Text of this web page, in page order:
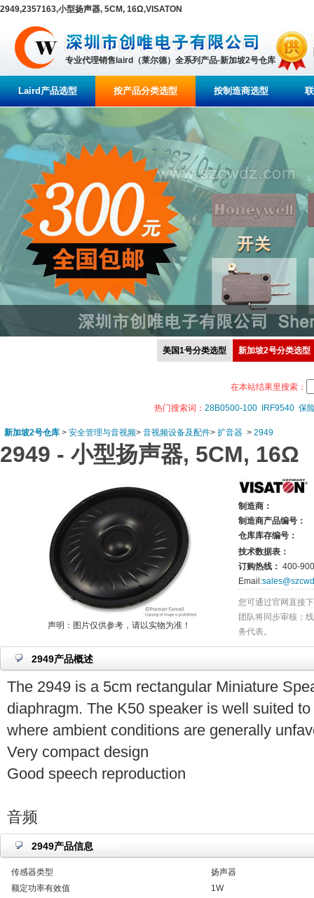
2949,2357163,小型扬声器, 5CM, 16Ω,VISATON
专业代理销售laird（莱尔德）全系列产品-新加坡2号仓库
Laird产品选型 按产品分类选型 按制造商选型
美国1号分类选型 新加坡2号分类选型
在本站结果里搜索：
热门搜索词： 28B0500-100 IRF9540 保
新加坡2号仓库 > 安全管理与音视频> 音视频设备及配件> 扩音器 > 2949
2949 - 小型扬声器, 5CM, 16Ω
声明：图片仅供参考，请以实物为准！
制造商：
制造商产品编号：
仓库库存编号：
技术数据表：
订购热线： 400-
Email:
您可通过官网直接
团队将同步审核；
务代表。
2949产品概述
The 2949 is a 5cm rectangular Miniature
diaphragm. The K50 speaker is well suited
where ambient conditions are generally
Very compact design
Good speech reproduction
音频
2949产品信息
传感器类型
扬声器
额定功率有效值
1W